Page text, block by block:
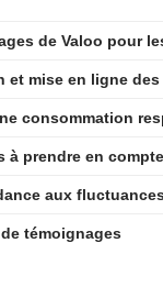
de Valoo pour
et mise en ligne
consommation
à prendre en compte
aux
témoignages